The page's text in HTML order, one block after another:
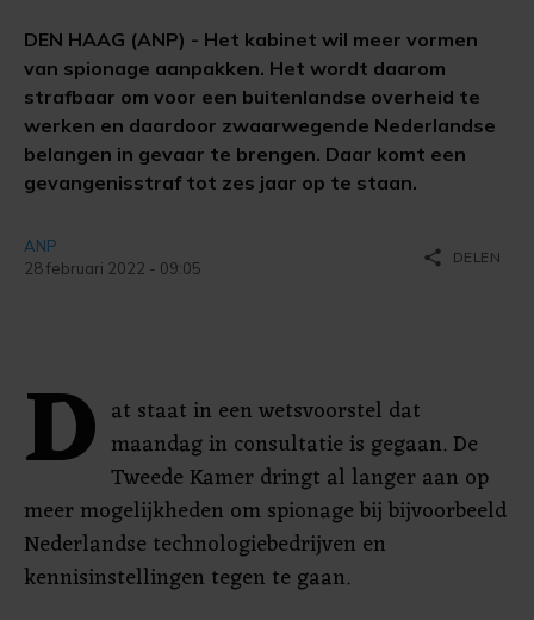
DEN HAAG (ANP) - Het kabinet wil meer vormen
van spionage aanpakken. Het wordt daarom
strafbaar om voor een buitenlandse overheid te
werken en daardoor zwaarwegende Nederlandse
belangen in gevaar te brengen. Daar komt een
gevangenisstraf tot zes jaar op te staan.
ANP
28 februari 2022 - 09:05
share DELEN
D at staat in een wetsvoorstel dat
maandag in consultatie is gegaan. De
Tweede Kamer dringt al langer aan op
meer mogelijkheden om spionage bij bijvoorbeeld
Nederlandse technologiebedrijven en
kennisinstellingen tegen te gaan.